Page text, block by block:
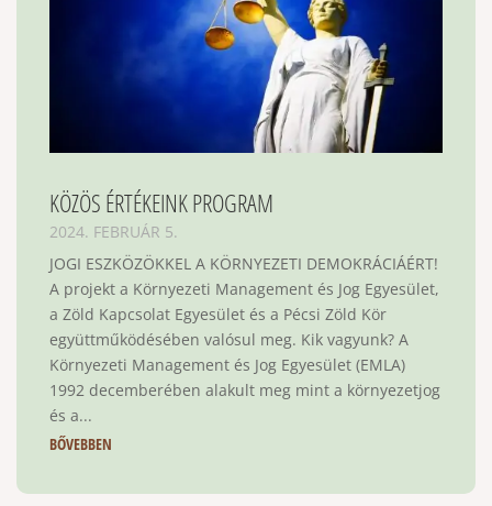
KÖZÖS ÉRTÉKEINK PROGRAM
2024. FEBRUÁR 5.
JOGI ESZKÖZÖKKEL A KÖRNYEZETI DEMOKRÁCIÁÉRT!
A projekt a Környezeti Management és Jog Egyesület,
a Zöld Kapcsolat Egyesület és a Pécsi Zöld Kör
együttműködésében valósul meg. Kik vagyunk? A
Környezeti Management és Jog Egyesület (EMLA)
1992 decemberében alakult meg mint a környezetjog
és a...
BŐVEBBEN